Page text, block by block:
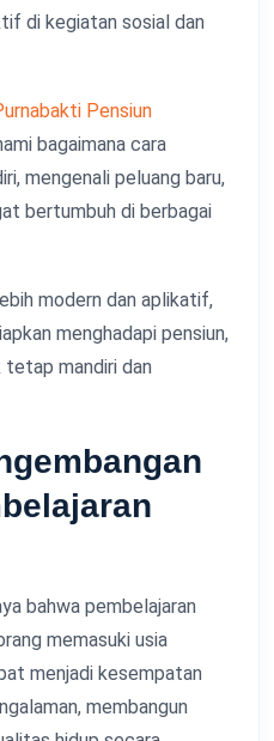
di kegiatan sosial dan
Pensiun
bagaimana cara
mengenali peluang baru,
bertumbuh di berbagai
modern dan aplikatif,
menghadapi pensiun,
tetap mandiri dan
bahwa pembelajaran
memasuki usia
menjadi kesempatan
membangun